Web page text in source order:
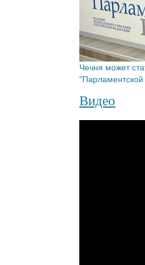
Чечня может
"Парламентской
Видео